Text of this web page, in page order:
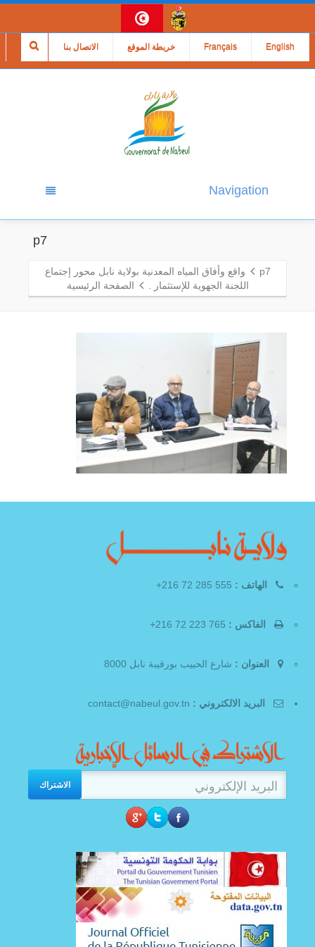
الاتصال بنا خريطة الموقع Français English
Navigation
p7
p7
واقع وأفاق المياه المعدنية بولاية نابل محور إجتماع
اللجنة الجهوية للإستثمار .
الصفحة الرئيسية
الهاتف :
الفاكس :
العنوان : شارع الحبيب بورقيبة نابل 8000
البريد الالكتروني :
الاشتراك